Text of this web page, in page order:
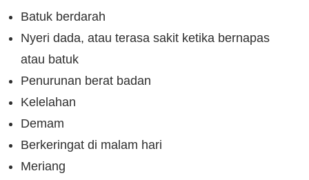
Batuk berdarah
Nyeri dada, atau terasa sakit ketika bernapas
atau batuk
Penurunan berat badan
Kelelahan
Demam
Berkeringat di malam hari
Meriang